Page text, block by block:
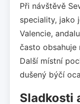
Při návštěvě
speciality, jako
Valencie,
často obsahuje
Další místní
dušený býčí
Sladkosti